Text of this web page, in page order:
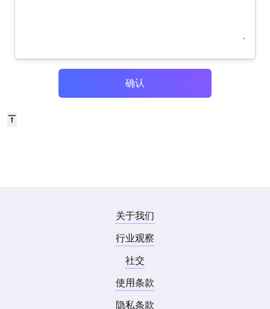
确认
关于我们
行业观察
社交
使用条款
隐私条款